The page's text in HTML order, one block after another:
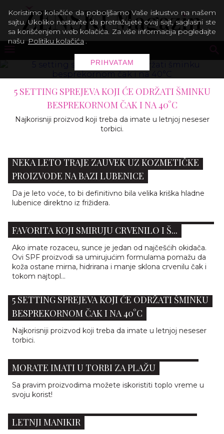
12 ESENCIJALNIH BEAUTY
MORATE IMATI U TORBI ZA
Sa pravim proizvodima možete iskoristiti
NEKA LETO TRAJE ZAUVEK UZ KOZMETIČKE
PROIZVODE NA BAZI LUBENICE
Da je leto voće, to bi definitivno bila velika kriška hladne
lubenice direktno iz frižidera.
FAVORITA KOJI SMIRUJU CRVENILO I Š...
Ako imate rozaceu, sunce je jedan od najčešćih okidača.
Ovi SPF proizvodi sa umirujućim formulama pomažu da
koža ostane mirna, hidrirana i manje sklona crvenilu čak i
tokom najtopl...
5 SETTING SPREJEVA KOJI ĆE ODRŽATI ŠMINKU
BESPREKORNOM ČAK I NA 40°C
Najkorisniji proizvod koji treba da imate u letnjoj neseser
torbici.
MORATE IMATI U TORBI ZA PLAŽU
Sa pravim proizvodima možete iskoristiti toplo vreme u
svoju korist!
LETNJI MANIKIR
Koristimo kolačiće da poboljšamo Vaše iskustvo na našem
sajtu. Ukoliko nastavite da pretražujete ovaj sajt, saglasni ste
sa korišćenjem web kolačića. Za više informacija pogledajte
našu Politiku kolačića .
PRIHVATAM